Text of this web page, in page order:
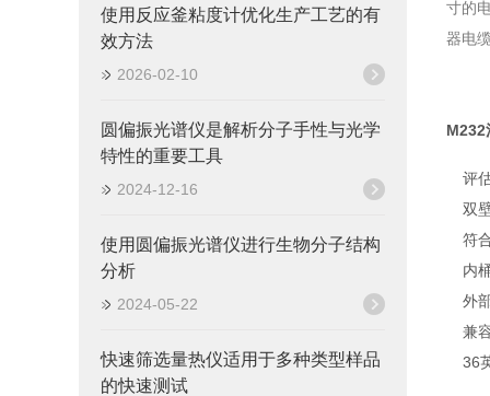
使用反应釜粘度计优化生产工艺的有
效方法
2026-02-10
圆偏振光谱仪是解析分子手性与光学
特性的重要工具
2024-12-16
使用圆偏振光谱仪进行生物分子结构
分析
2024-05-22
快速筛选量热仪适用于多种类型样品
的快速测试
寸的
器电
M232
评
双
符
内
外
兼
36